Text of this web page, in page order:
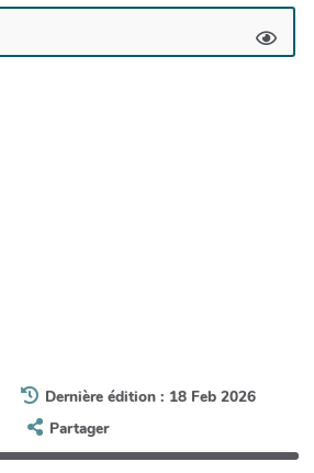
Dernière édition : 18 Feb 2026
Partager